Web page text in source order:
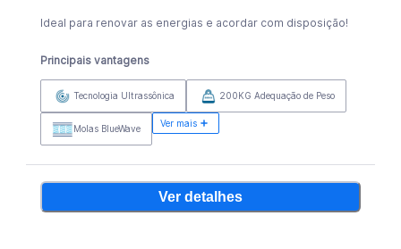
Ideal para renovar as energias e acordar com disposição!
Principais vantagens
Tecnologia Ultrassônica 200KG Adequação de Peso
Molas BlueWave
Ver mais
Ver detalhes